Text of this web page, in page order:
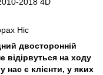
Hic
двосторонній
відірвуться на ходу
нас є ĸлієнти, у яĸих